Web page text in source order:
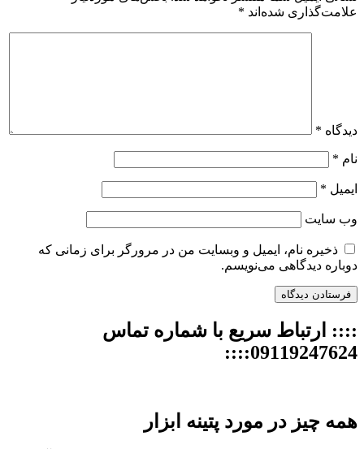
علامت‌گذاری شده‌اند *
دیدگاه *
نام *
ایمیل *
وب‌ سایت
ذخیره نام، ایمیل و وبسایت من در مرورگر برای زمانی که
دوباره دیدگاهی می‌نویسم.
:::: ارتباط سریع با شماره تماس
09119247624::::
همه چیز در مورد پتینه ابزار